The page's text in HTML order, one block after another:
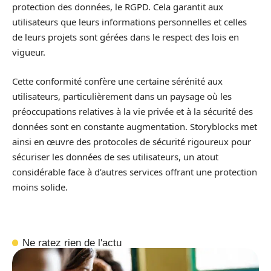
protection des données, le RGPD. Cela garantit aux
utilisateurs que leurs informations personnelles et celles
de leurs projets sont gérées dans le respect des lois en
vigueur.
Cette conformité confère une certaine sérénité aux
utilisateurs, particulièrement dans un paysage où les
préoccupations relatives à la vie privée et à la sécurité des
données sont en constante augmentation. Storyblocks met
ainsi en œuvre des protocoles de sécurité rigoureux pour
sécuriser les données de ses utilisateurs, un atout
considérable face à d’autres services offrant une protection
moins solide.
Ne ratez rien de l'actu